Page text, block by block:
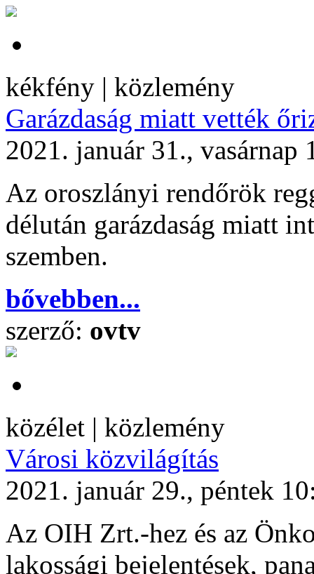
kékfény | közlemény
Garázdaság miatt vették
2021. január 31., vasárnap
Az oroszlányi rendőrök
délután garázdaság miatt
szemben.
bővebben...
szerző: ovtv
közélet | közlemény
Városi közvilágítás
2021. január 29., péntek
Az OIH Zrt.-hez és az
lakossági bejelentések,